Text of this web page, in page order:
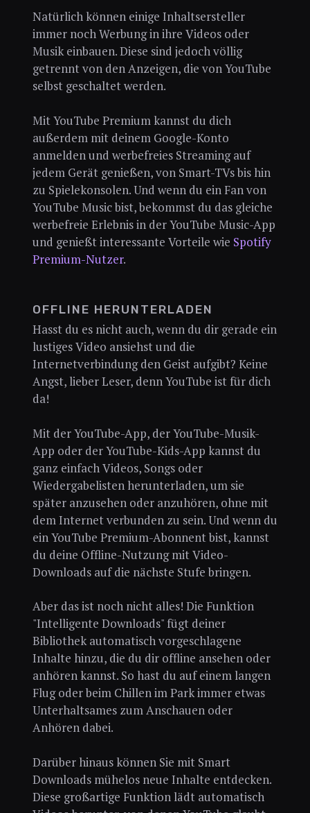
Natürlich können einige Inhaltsersteller
immer noch Werbung in ihre Videos oder
Musik einbauen. Diese sind jedoch völlig
getrennt von den Anzeigen, die von YouTube
selbst geschaltet werden.
Mit YouTube Premium kannst du dich
außerdem mit deinem Google-Konto
anmelden und werbefreies Streaming auf
jedem Gerät genießen, von Smart-TVs bis hin
zu Spielekonsolen. Und wenn du ein Fan von
YouTube Music bist, bekommst du das gleiche
werbefreie Erlebnis in der YouTube Music-App
und genießt interessante Vorteile wie Spotify
Premium-Nutzer.
OFFLINE HERUNTERLADEN
Hasst du es nicht auch, wenn du dir gerade ein
lustiges Video ansiehst und die
Internetverbindung den Geist aufgibt? Keine
Angst, lieber Leser, denn YouTube ist für dich
da!
Mit der YouTube-App, der YouTube-Musik-
App oder der YouTube-Kids-App kannst du
ganz einfach Videos, Songs oder
Wiedergabelisten herunterladen, um sie
später anzusehen oder anzuhören, ohne mit
dem Internet verbunden zu sein. Und wenn du
ein YouTube Premium-Abonnent bist, kannst
du deine Offline-Nutzung mit Video-
Downloads auf die nächste Stufe bringen.
Aber das ist noch nicht alles! Die Funktion
"Intelligente Downloads" fügt deiner
Bibliothek automatisch vorgeschlagene
Inhalte hinzu, die du dir offline ansehen oder
anhören kannst. So hast du auf einem langen
Flug oder beim Chillen im Park immer etwas
Unterhaltsames zum Anschauen oder
Anhören dabei.
Darüber hinaus können Sie mit Smart
Downloads mühelos neue Inhalte entdecken.
Diese großartige Funktion lädt automatisch